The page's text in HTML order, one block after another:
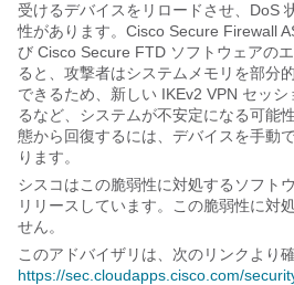
受けるデバイスをリロードさせ、DoS
性があります。Cisco Secure Firewall
び Cisco Secure FTD ソフトウェアの
ると、攻撃者はシステムメモリを部分
できるため、新しい IKEv2 VPN セッ
るなど、システムが不安定になる可能
態から回復するには、デバイスを手動
ります。
シスコはこの脆弱性に対処するソフト
リリースしています。この脆弱性に対
せん。
このアドバイザリは、次のリンクより
https://sec.cloudapps.cisco.com/